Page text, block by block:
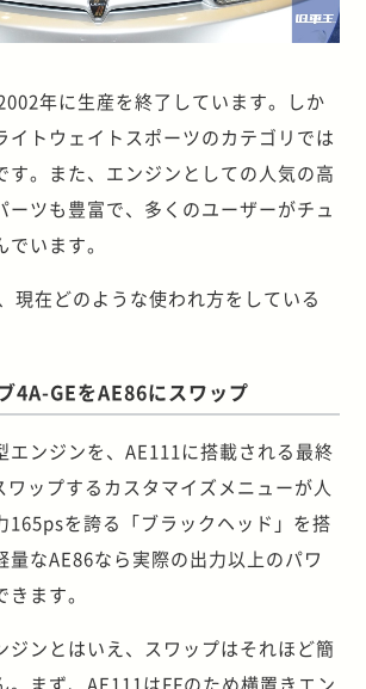
年に生産を終了しています。しか
イトウェイトスポーツのカテゴリでは
す。また、エンジンとしての人気の高
ーツも豊富で、多くのユーザーがチュ
います。
現在どのような使われ方をしている
4A-GEをAE86にスワップ
エンジンを、AE111に搭載される最終
ワップするカスタマイズメニューが人
165psを誇る「ブラックヘッド」を搭
量なAE86なら実際の出力以上のパワ
ます。
ジンとはいえ、スワップはそれほど簡
。まず、AE111はFFのため横置きエン